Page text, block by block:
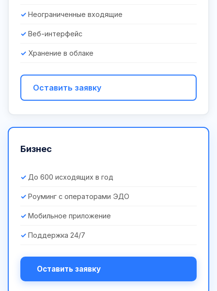
Неограниченные входящие
Веб-интерфейс
Хранение в облаке
Оставить заявку
Бизнес
До 600 исходящих в год
Роуминг с операторами ЭДО
Мобильное приложение
Поддержка 24/7
Оставить заявку